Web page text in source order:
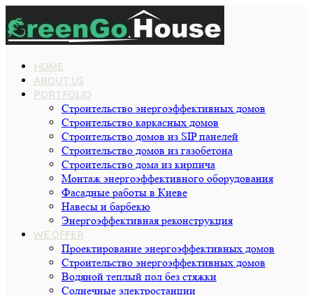
HOME
ABOUT US
PORTFOLIO
Строительство энергоэффективных домов
Строительство каркасных домов
Строительство домов из SIP панелей
Строительство домов из газобетона
Строительство дома из кирпича
Монтаж энергоэффективного оборудования
Фасадные работы в Киеве
Навесы и барбекю
Энергоэффективная реконструкция
WE OFFER
Проектирование энергоэффективных домов
Строительство энергоэффективных домов
Водяной теплый пол без стяжки
Cолнечные электростанции